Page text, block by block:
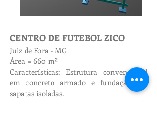
CENTRO DE FUTEBOL ZICO
Juiz de Fora - MG
Área = 660 m²
Características: Estrutura convencional
em concreto armado e fundação em
sapatas isoladas.